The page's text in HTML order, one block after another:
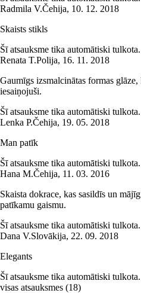
Radmila V.Čehija, 10. 12. 2018
Skaists stikls
Šī atsauksme tika automātiski tulkota.
Renata T.Polija, 16. 11. 2018
Gaumīgs izsmalcinātas formas
iesaiņojuši.
Šī atsauksme tika automātiski tulkota.
Lenka P.Čehija, 19. 05. 2018
Man patīk
Šī atsauksme tika automātiski tulkota.
Hana M.Čehija, 11. 03. 2016
Skaista dokrace, kas sasildīs un
patīkamu gaismu.
Šī atsauksme tika automātiski tulkota.
Dana V.Slovākija, 22. 09. 2018
Elegants
Šī atsauksme tika automātiski tulkota.
visas atsauksmes (18)